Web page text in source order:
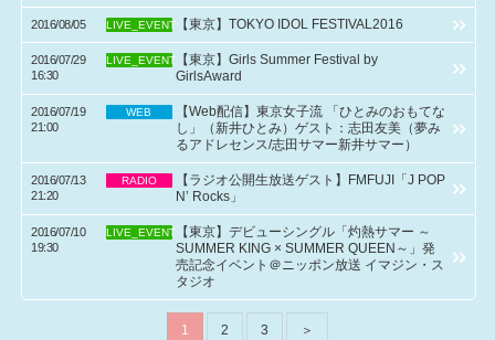
2016/08/05 LIVE_EVENT【東京】TOKYO IDOL FESTIVAL2016
2016/07/29
16:30
LIVE_EVENT【東京】Girls Summer Festival by
GirlsAward
2016/07/19
21:00
WEB
【Web配信】東京女子流 「ひとみのおもてな
し」（新井ひとみ）ゲスト：志田友美（夢み
るアドレセンス/志田サマー新井サマー）
2016/07/13
21:20
RADIO
【ラジオ公開生放送ゲスト】FMFUJI「J POP
N’ Rocks」
2016/07/10
19:30
LIVE_EVENT【東京】デビューシングル「灼熱サマー ～
SUMMER KING × SUMMER QUEEN～」発
売記念イベント＠ニッポン放送 イマジン・ス
タジオ
1 2 3 ＞